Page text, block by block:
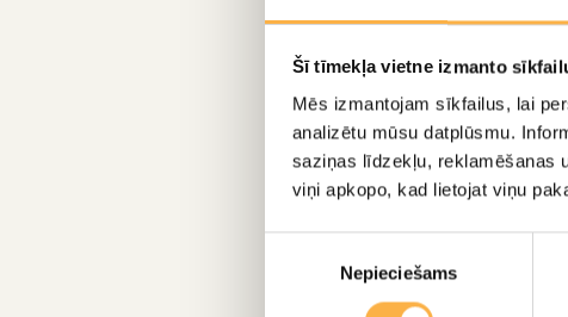
Šī tīmekļa vietne izmanto
Mēs izmantojam sīkfailus, lai
analizētu mūsu datplūsmu.
saziņas līdzekļu, reklamēšanas
viņi apkopo, kad lietojat viņu
Nepieciešams